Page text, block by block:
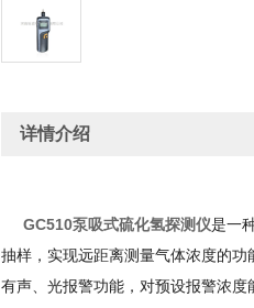
详情介绍
GC510泵吸式硫化氢探测仪是一
抽样，实现远距离测量气体浓度的
有声、光报警功能，对预设报警浓